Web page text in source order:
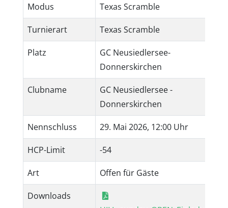
Modus Texas Scramble
Turnierart Texas Scramble
Platz
GC Neusiedlersee-
Donnerskirchen
Clubname
GC Neusiedlersee -
Donnerskirchen
Nennschluss 29. Mai 2026, 12:00 Uhr
HCP-Limit -54
Art Offen für Gäste
Downloads